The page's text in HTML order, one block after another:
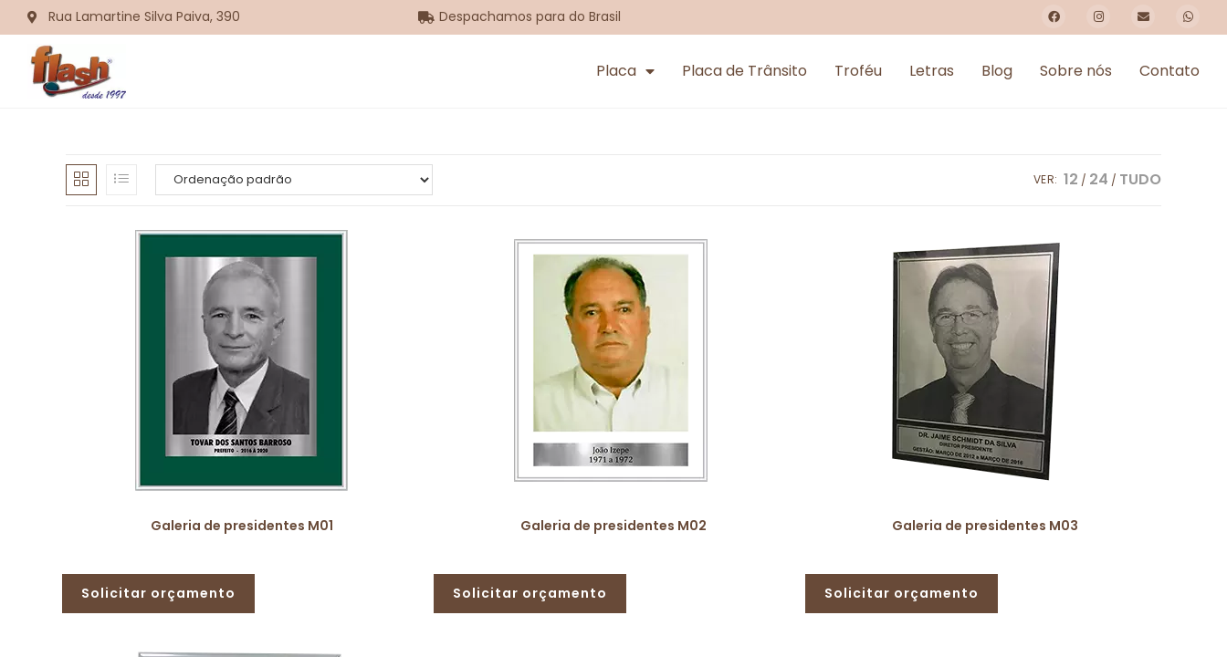
Rua Lamartine Silva Paiva, 390 Despachamos para do Brasil
Placa Placa de Trânsito Troféu Letras Blog Sobre nós Contato
VER: 12 24 TUDO
Galeria de presidentes M01
Solicitar orçamento
Galeria de presidentes M02
Solicitar orçamento
Galeria de presidentes M03
Solicitar orçamento